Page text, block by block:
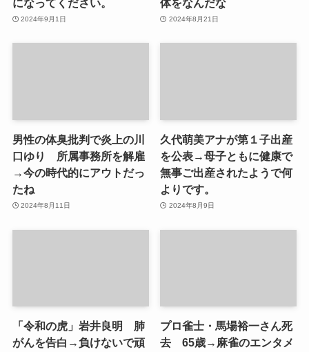
になってください。
2024年9月1日
体をなんだな
2024年8月21日
男性の体臭批判で炎上の川
口ゆり 所属事務所を解雇
→今の時代的にアウトだっ
たね
2024年8月11日
久代萌美アナが第１子出産
を公表→母子ともに健康で
無事ご出産されたようで何
よりです。
2024年8月9日
「令和の虎」岩井良明 肺
がんを告白→負けないで頑
プロ雀士・馬場裕一さん死
去 65歳→麻雀のエンタメ